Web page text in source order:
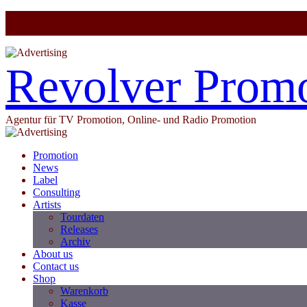
Revolver
Agentur für TV Promotion, Online- und Radio Promotion
Promotion
News
Label
Consulting
Artists
Tourdaten
Releases
Archiv
About us
Contact us
Shop
Warenkorb
Kasse